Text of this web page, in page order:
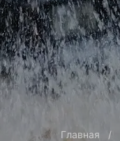
Главная